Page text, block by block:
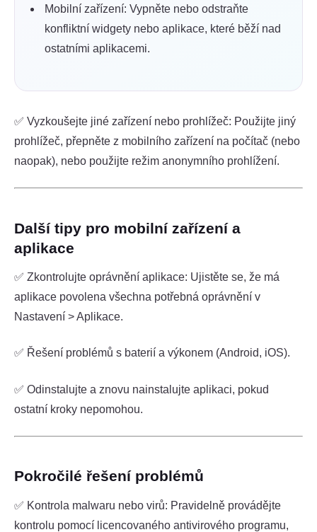
Mobilní zařízení: Vypněte nebo odstraňte
konfliktní widgety nebo aplikace, které běží nad
ostatními aplikacemi.
✅ Vyzkoušejte jiné zařízení nebo prohlížeč: Použijte jiný
prohlížeč, přepněte z mobilního zařízení na počítač (nebo
naopak), nebo použijte režim anonymního prohlížení.
Další tipy pro mobilní zařízení a
aplikace
✅ Zkontrolujte oprávnění aplikace: Ujistěte se, že má
aplikace povolena všechna potřebná oprávnění v
Nastavení > Aplikace.
✅ Řešení problémů s baterií a výkonem (Android, iOS).
✅ Odinstalujte a znovu nainstalujte aplikaci, pokud
ostatní kroky nepomohou.
Pokročilé řešení problémů
✅ Kontrola malwaru nebo virů: Pravidelně provádějte
kontrolu pomocí licencovaného antivirového programu,